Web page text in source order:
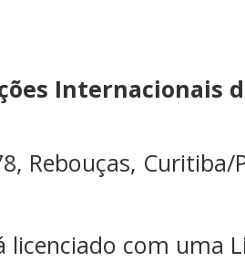
Internacionais
Rebouças, Curitiba/
licenciado com uma